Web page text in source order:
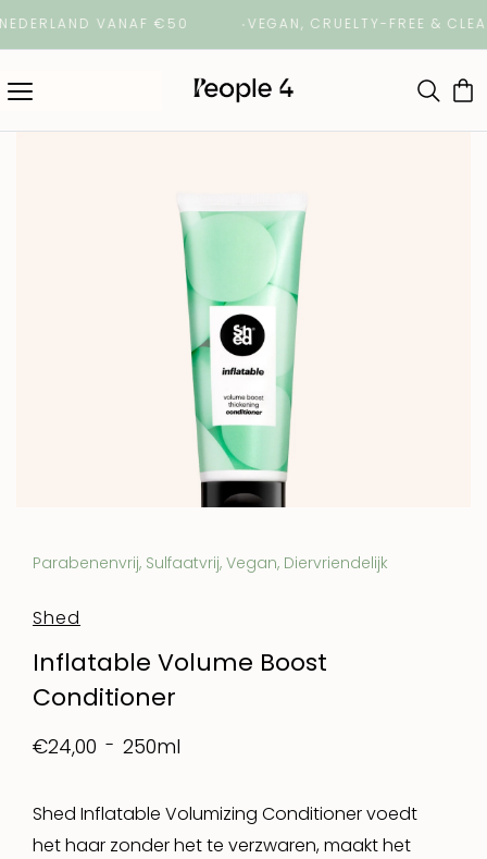
VANAF €50 VEGAN, CRUELTY-FREE & CLEAN
Parabenenvrij, Sulfaatvrij, Vegan, Diervriendelijk
Shed
Inflatable Volume Boost
Conditioner
€24,00 250ml
Shed Inflatable Volumizing Conditioner voedt
het haar zonder het te verzwaren, maakt het